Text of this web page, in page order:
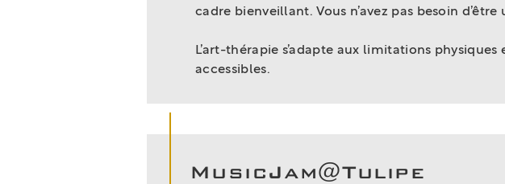
cadre bienveillant. Vous n’avez pas besoin
L’art-thérapie s’adapte aux limitations
accessibles.
MusicJam@Tulipe